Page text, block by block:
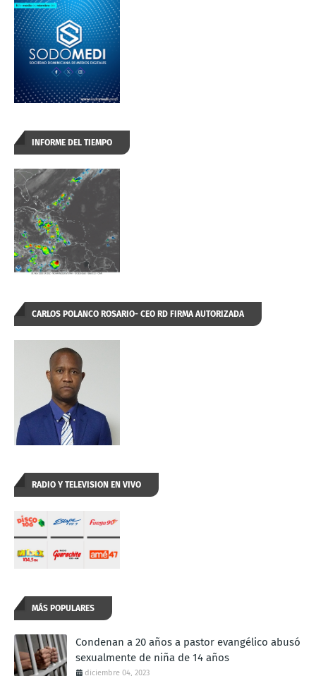
INFORME DEL TIEMPO
CARLOS POLANCO ROSARIO- CEO RD FIRMA AUTORIZADA
RADIO Y TELEVISION EN VIVO
MÁS POPULARES
Condenan a 20 años a pastor evangélico abusó
sexualmente de niña de 14 años
diciembre 04, 2023